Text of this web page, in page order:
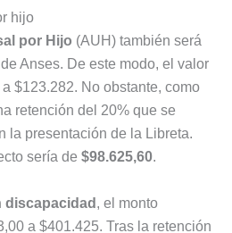
hijo
por Hijo (AUH) también será
Anses. De este modo, el valor
$123.282. No obstante, como
retención del 20% que se
la presentación de la Libreta.
sería de $98.625,60.
discapacidad , el monto
a $401.425. Tras la retención